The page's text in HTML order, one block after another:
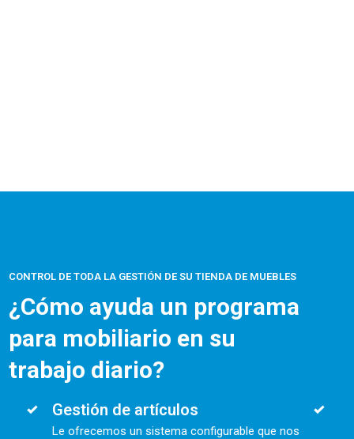
CONTROL DE TODA LA GESTIÓN DE SU TIENDA DE MUEBLES
¿Cómo ayuda un programa
para mobiliario en su
trabajo diario?
Gestión de artículos
Le ofrecemos un sistema configurable que nos